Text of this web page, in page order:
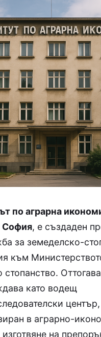
по аграрна
София, е създаден
за земеделско-
към
стопанство.
като водещ
център,
в аграрно-
на